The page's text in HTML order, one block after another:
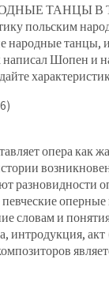
ТАНЦЫ В
польским
народные танцы,
Шопен и
опера как
разновидности
оперные
словам и
интродукция, акт